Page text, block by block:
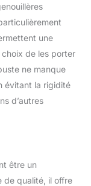
de
de
le
poches,
une
de les porter
ne manque
évitant la rigidité
d’autres
être un
de qualité, il offre